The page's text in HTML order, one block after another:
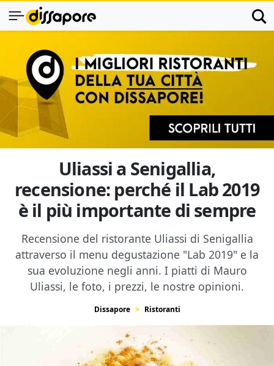
Uliassi a Senigallia,
recensione: perché il Lab 2019
è il più importante di sempre
Recensione del ristorante Uliassi di Senigallia
attraverso il menu degustazione "Lab 2019" e la
sua evoluzione negli anni. I piatti di Mauro
Uliassi, le foto, i prezzi, le nostre opinioni.
Dissapore Ristoranti